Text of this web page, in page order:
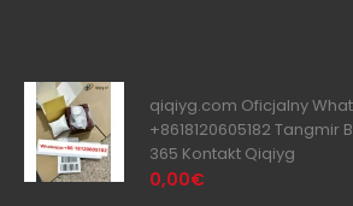
qiqiyg.com Oficjalny
+8618120605182 Tangmir
365 Kontakt Qiqiyg
0,00€